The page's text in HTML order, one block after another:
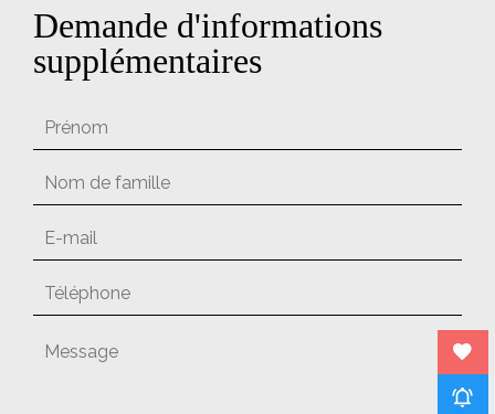
Demande d'informations
supplémentaires